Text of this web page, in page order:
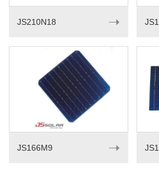
JS210N18 ➝
JS166M9 ➝